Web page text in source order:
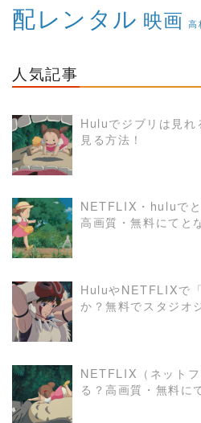
配レンタル 映画 高
人気記事
READ MORE
Huluでジブリは見れ
見る方法！
READ MORE
NETFLIX・huluでと
高画質・無料にてと
READ MORE
HuluやNETFLIXで
か？無料でスタジオ
READ MORE
NETFLIX（ネット
る？高画質・無料に